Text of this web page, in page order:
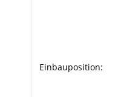
Einbauposition: